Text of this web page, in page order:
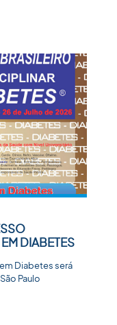
DIABETES
Diabetes será
Paulo